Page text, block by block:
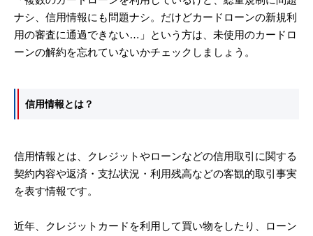
ナシ、信用情報にも問題ナシ。だけどカードローンの新規利
用の審査に通過できない…」という方は、未使用のカードロ
ーンの解約を忘れていないかチェックしましょう。
信用情報とは？
信用情報とは、クレジットやローンなどの信用取引に関する
契約内容や返済・支払状況・利用残高などの客観的取引事実
を表す情報です。
近年、クレジットカードを利用して買い物をしたり、ローン